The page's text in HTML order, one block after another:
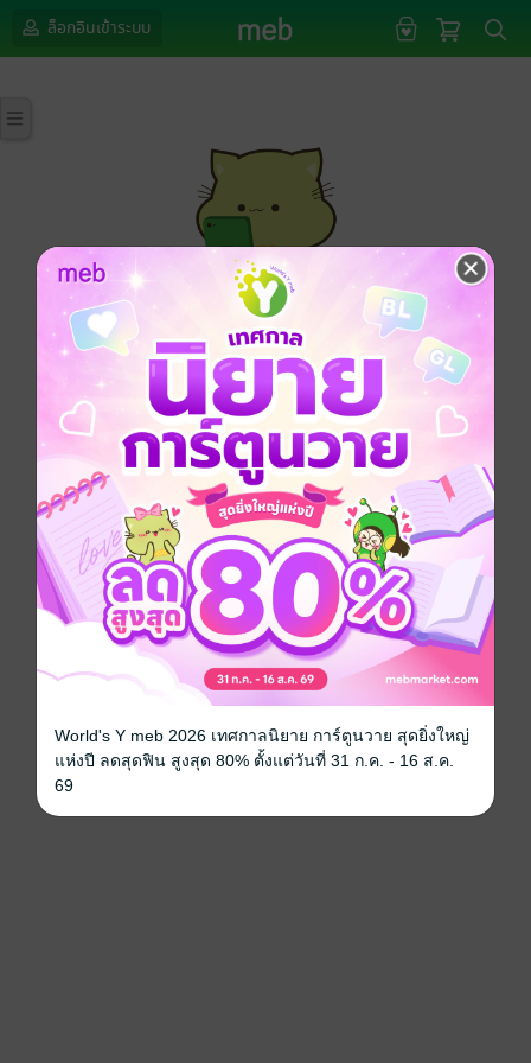
ล็อกอินเข้าระบบ
กรุณาเข้าสู่ระบบก่อนดำเนินรายการด้วยค่ะ
ล็อกอินเข้าระบบ
World's Y meb 2026 เทศกาลนิยาย การ์ตูนวาย สุดยิ่งใหญ่
แห่งปี ลดสุดฟิน สูงสุด 80% ตั้งแต่วันที่ 31 ก.ค. - 16 ส.ค.
69